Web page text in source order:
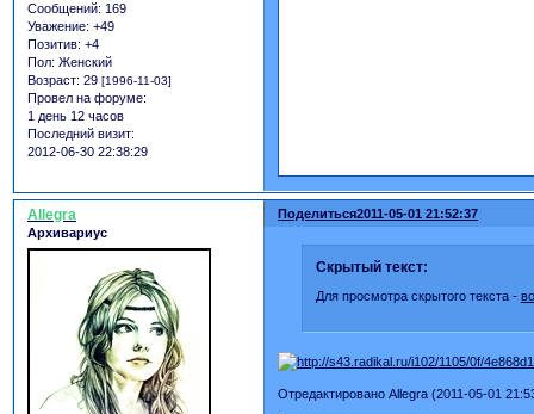
Сообщений: 169
Уважение: +49
Позитив: +4
Пол: Женский
Возраст: 29 [1996-11-03]
Провел на форуме:
1 день 12 часов
Последний визит:
2012-06-30 22:38:29
Поделиться2011-05-01 21:52:37
Allegra
Архивариус
Скрытый текст:
Для просмотра скрытого текста -
Отредактировано Allegra (2011-05-01